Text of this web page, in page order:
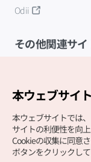
Odii
その他関連サイ
本ウェブサイ
本ウェブサイトでは、
サイトの利便性を向
Cookieの収集に同意
ボタンをクリックして